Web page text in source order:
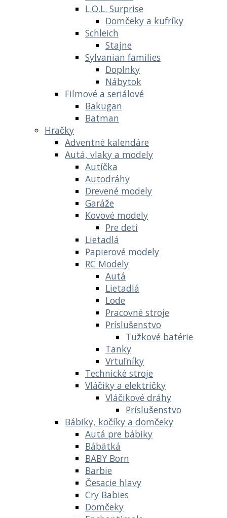
L.O.L. Surprise
Domčeky a kufríky
Schleich
Stajne
Sylvanian families
Doplnky
Nábytok
Filmové a seriálové
Bakugan
Batman
Hračky
Adventné kalendáre
Autá, vlaky a modely
Autíčka
Autodráhy
Drevené modely
Garáže
Kovové modely
Pre deti
Lietadlá
Papierové modely
RC Modely
Autá
Lietadlá
Lode
Pracovné stroje
Príslušenstvo
Tužkové batérie
Tanky
Vrtuľníky
Technické stroje
Vláčiky a električky
Vláčikové dráhy
Príslušenstvo
Bábiky, kočíky a domčeky
Autá pre bábiky
Bábätká
BABY Born
Barbie
Česacie hlavy
Cry Babies
Domčeky